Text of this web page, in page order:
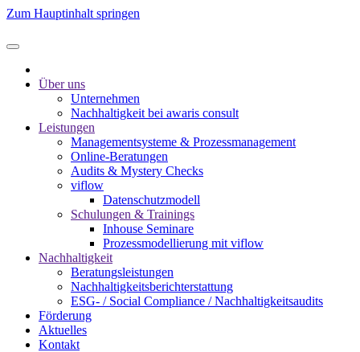
Zum Hauptinhalt springen
Über uns
Unternehmen
Nachhaltigkeit bei awaris consult
Leistungen
Management­systeme & Prozess­management
Online-Beratungen
Audits & Mystery Checks
viflow
Datenschutzmodell
Schulungen & Trainings
Inhouse Seminare
Prozessmodellierung mit viflow
Nachhaltigkeit
Beratungsleistungen
Nachhaltigkeitsberichterstattung
ESG- / Social Compliance / Nachhaltigkeitsaudits
Förderung
Aktuelles
Kontakt